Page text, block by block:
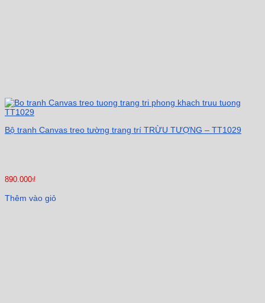
Bộ tranh Canvas treo tường trang trí TRỪU TƯỢNG – TT1029
890.000₫
Thêm vào giỏ